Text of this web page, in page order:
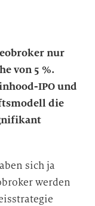
nur
von 5 %.
IPO und
die
sich ja
werden